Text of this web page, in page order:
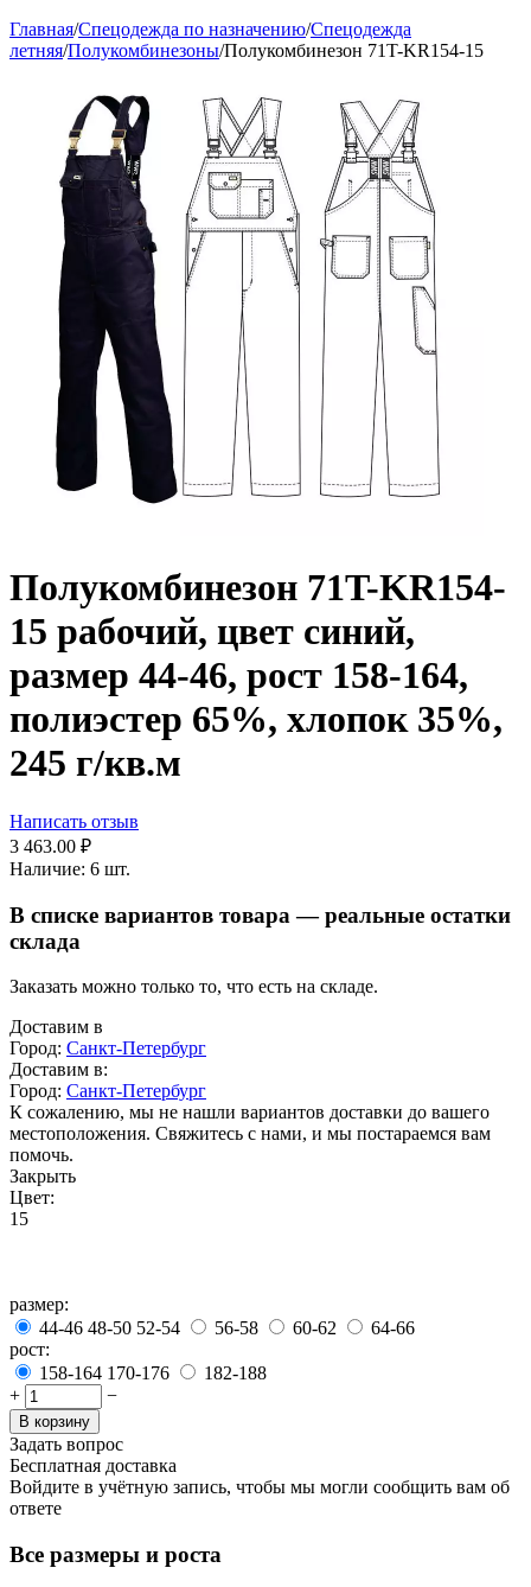
Главная/Спецодежда по назначению/Спецодежда
летняя/Полукомбинезоны/Полукомбинезон 71T-KR154-15
Полукомбинезон 71T-KR154-
15 рабочий, цвет синий,
размер 44-46, рост 158-164,
полиэстер 65%, хлопок 35%,
245 г/кв.м
Написать отзыв
3 463.00 ₽
Наличие: 6 шт.
В списке вариантов товара — реальные остатки
склада
Заказать можно только то, что есть на складе.
Доставим в
Город: Санкт-Петербург
Доставим в:
Город: Санкт-Петербург
К сожалению, мы не нашли вариантов доставки до вашего
местоположения. Свяжитесь с нами, и мы постараемся вам
помочь.
Закрыть
Цвет:
15
размер:
44-46 48-50 52-54 56-58 60-62
64-66
рост:
158-164 170-176
182-188
+
−
В корзину
Задать вопрос
Бесплатная доставка
Войдите в учётную запись, чтобы мы могли сообщить вам об
ответе
Все размеры и роста